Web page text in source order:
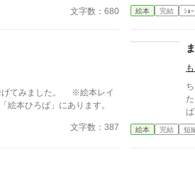
文字数：680
※
あ
絵本 完結 ｼｮ
した。 ※絵本レイ
絵本ひろば」にあります。
文字数：387
た。 ある日、おんなのこは
ば
な
絵本 完結 短